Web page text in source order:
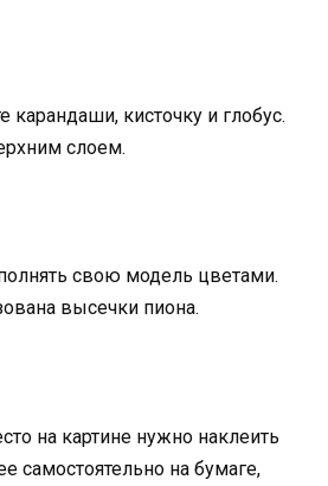
карандаши, кисточку и глобус.
слоем.
свою модель цветами.
высечки пиона.
на картине нужно наклеить
самостоятельно на бумаге,